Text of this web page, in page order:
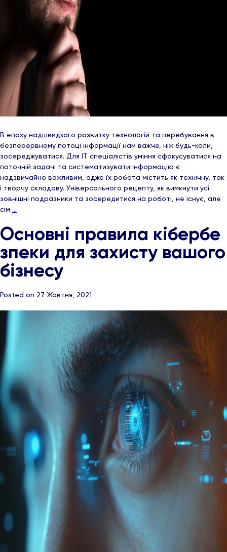
В епоху надшвидкого розвитку технологій та перебування в
безперервному потоці інформації нам важче, ніж будь-коли,
зосереджуватися. Для ІТ спеціалістів уміння сфокусуватися на
поточній задачі та систематизувати інформацію є
надзвичайно важливим, адже їх робота містить як технічну, так
і творчу складову. Універсального рецепту, як вимкнути усі
зовнішні подразники та зосередитися на роботі, не існує, але
сім …
Основні правила кібербе
зпеки для захисту вашого
бізнесу
Posted on 27 Жовтня, 2021